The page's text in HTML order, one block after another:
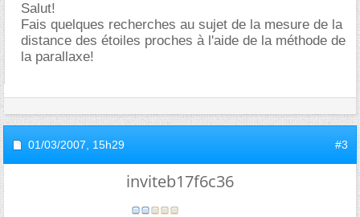
Salut!
Fais quelques recherches au sujet de la mesure de la
distance des étoiles proches à l'aide de la méthode de
la parallaxe!
01/03/2007, 15h29 #3
inviteb17f6c36